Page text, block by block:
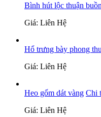
Bình hút lộc thuận
Giá: Liên Hệ
Hổ trưng bày phong
Giá: Liên Hệ
Heo gốm dát vàng Chi
Giá: Liên Hệ